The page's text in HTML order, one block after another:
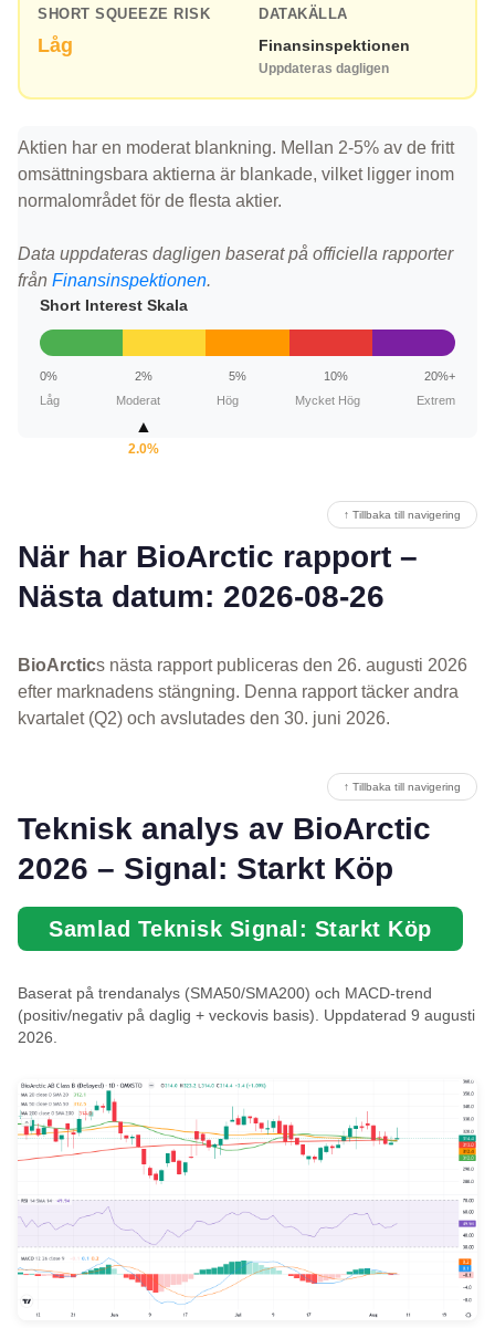
SHORT SQUEEZE RISK
Låg
DATAKÄLLA
Finansinspektionen
Uppdateras dagligen
Aktien har en moderat blankning. Mellan 2-5% av de fritt
omsättningsbara aktierna är blankade, vilket ligger inom
normalområdet för de flesta aktier.
Data uppdateras dagligen baserat på officiella rapporter
från Finansinspektionen.
Short Interest Skala
0% 2% 5% 10%
20%+
Låg
Moderat Hög Mycket Hög Extrem
▲
2.0%
↑ Tillbaka till navigering
När har BioArctic rapport –
Nästa datum: 2026-08-26
BioArctics nästa rapport publiceras den 26. augusti 2026
efter marknadens stängning. Denna rapport täcker andra
kvartalet (Q2) och avslutades den 30. juni 2026.
↑ Tillbaka till navigering
Teknisk analys av BioArctic
2026 – Signal: Starkt Köp
Samlad Teknisk Signal: Starkt Köp
Baserat på trendanalys (SMA50/SMA200) och MACD-trend
(positiv/negativ på daglig + veckovis basis). Uppdaterad 9 augusti
2026.